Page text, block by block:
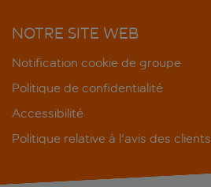
NOTRE SITE WEB
Notification cookie de groupe
Politique de confidentialité
Accessibilité
Politique relative à l'avis des clients